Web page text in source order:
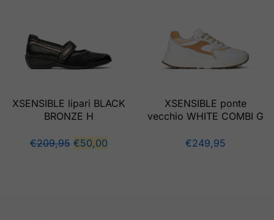
XSENSIBLE lipari BLACK
BRONZE H
€209,95 €50,00
XSENSIBLE ponte
vecchio WHITE COMBI G
€249,95